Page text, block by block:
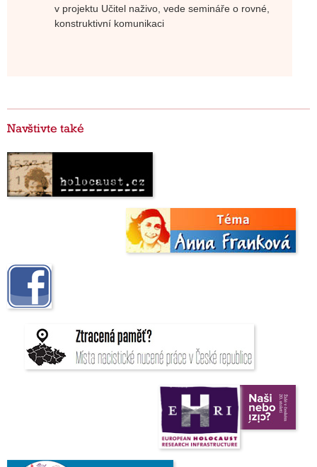
v projektu Učitel naživo, vede semináře o rovné,
konstruktivní komunikaci
Navštivte také